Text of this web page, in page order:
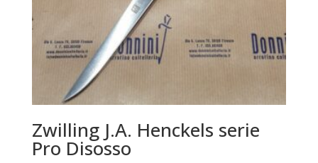
Zwilling J.A. Henckels serie
Pro Disosso